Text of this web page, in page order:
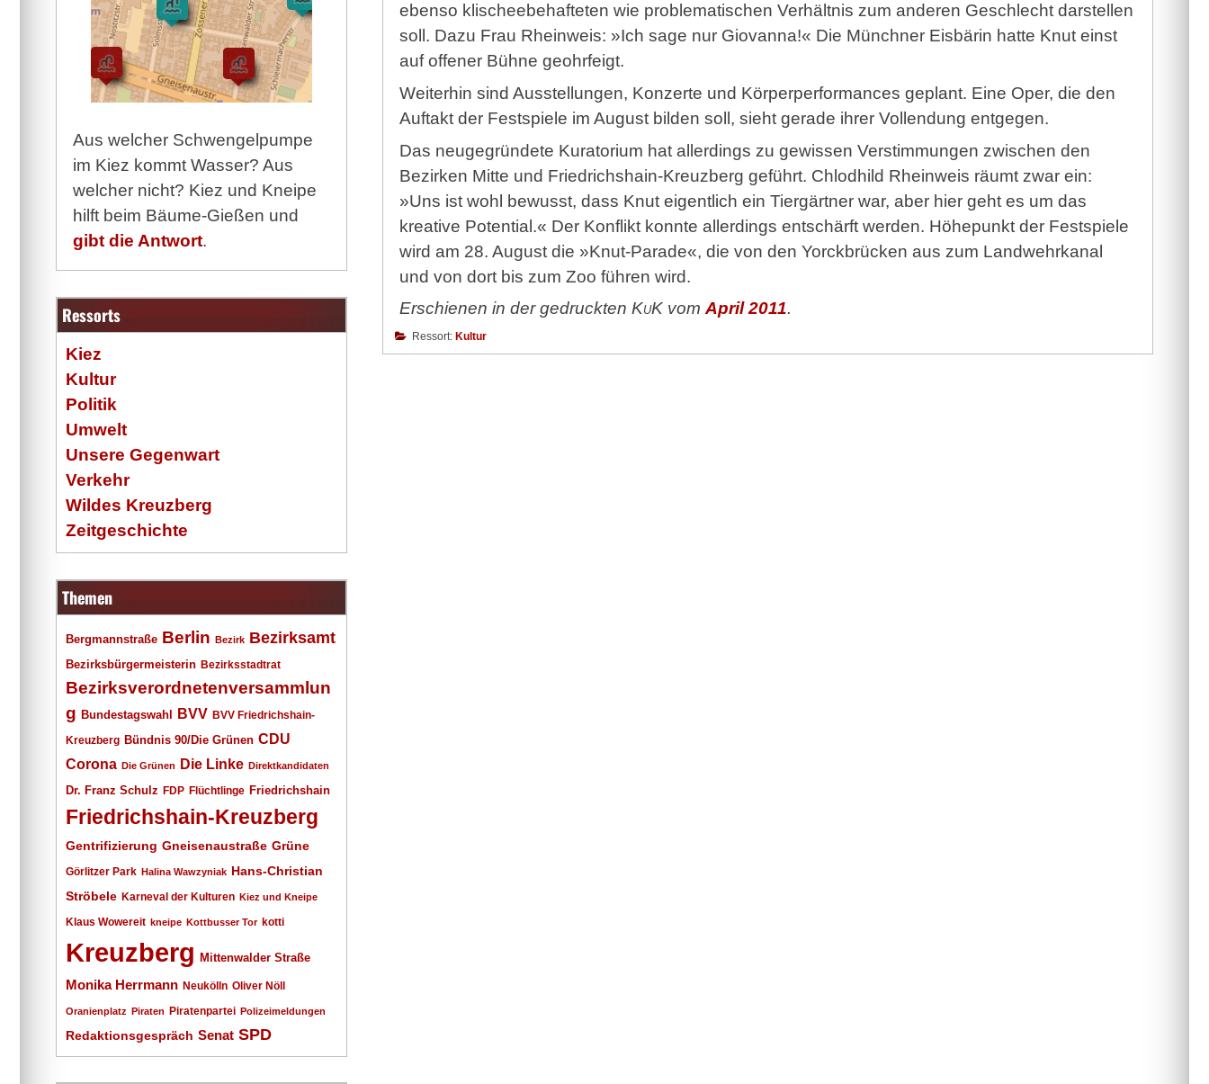
ebenso klischeebehafteten wie problematischen Verhältnis zum anderen Geschlecht darstellen
soll. Dazu Frau Rheinweis: »Ich sage nur Giovanna!« Die Münchner Eisbärin hatte Knut einst
auf offener Bühne geohrfeigt.
Weiterhin sind Ausstellungen, Konzerte und Körperperformances geplant. Eine Oper, die den
Auftakt der Festspiele im August bilden soll, sieht gerade ihrer Vollendung entgegen.
Das neugegründete Kuratorium hat allerdings zu gewissen Verstimmungen zwischen den
Bezirken Mitte und Friedrichshain-Kreuzberg geführt. Chlodhild Rheinweis räumt zwar ein:
»Uns ist wohl bewusst, dass Knut eigentlich ein Tiergärtner war, aber hier geht es um das
kreative Potential.« Der Konflikt konnte allerdings entschärft werden. Höhepunkt der Festspiele
wird am 28. August die »Knut-Parade«, die von den Yorckbrücken aus zum Landwehrkanal
und von dort bis zum Zoo führen wird.
Erschienen in der gedruckten KuKvomApril 2011.
Ressort: Kultur
Aus welcher Schwengelpumpe
im Kiez kommt Wasser? Aus
welcher nicht? Kiez und Kneipe
hilft beim Bäume-Gießen und
gibt die Antwort.
Ressorts
Kiez
Kultur
Politik
Umwelt
Unsere Gegenwart
Verkehr
Wildes Kreuzberg
Zeitgeschichte
Themen
Bergmannstraße Berlin Bezirk Bezirksamt
Bezirksbürgermeisterin Bezirksstadtrat
Bezirksverordnetenversammlun
g Bundestagswahl BVV BVV Friedrichshain-
Kreuzberg Bündnis 90/Die Grünen CDU
Corona Die Grünen Die Linke Direktkandidaten
Dr. Franz Schulz FDP Flüchtlinge Friedrichshain
Friedrichshain-Kreuzberg
Gentrifizierung Gneisenaustraße Grüne
Görlitzer Park Halina Wawzyniak Hans-Christian
Ströbele Karneval der Kulturen Kiez und Kneipe
Klaus Wowereit kneipe Kottbusser Tor kotti
Kreuzberg Mittenwalder Straße
Monika Herrmann Neukölln Oliver Nöll
Oranienplatz Piraten Piratenpartei Polizeimeldungen
Redaktionsgespräch Senat SPD